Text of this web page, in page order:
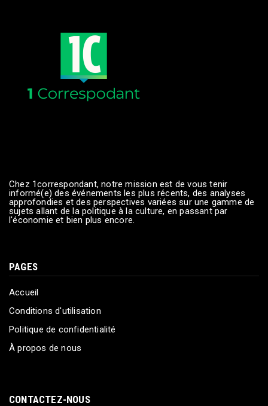
Chez 1correspondant, notre mission est de vous tenir
informé(e) des événements les plus récents, des analyses
approfondies et des perspectives variées sur une gamme de
sujets allant de la politique à la culture, en passant par
l'économie et bien plus encore.
PAGES
Accueil
Conditions d'utilisation
Politique de confidentialité
À propos de nous
CONTACTEZ-NOUS